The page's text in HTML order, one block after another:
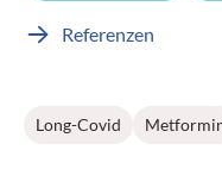
Referenzen
Long-Covid